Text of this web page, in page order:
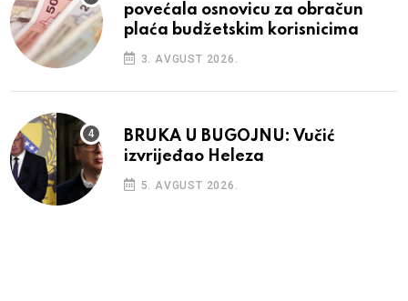
povećala osnovicu za obračun
plaća budžetskim korisnicima
3. AVGUST 2026.
BRUKA U BUGOJNU: Vučić
izvrijeđao Heleza
5. AVGUST 2026.